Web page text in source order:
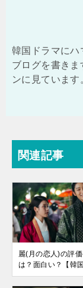
韓国ドラマにハ
ブログを書きま
ンに見ています
関連記事
麗(月の恋人)の評
は？面白い？【韓